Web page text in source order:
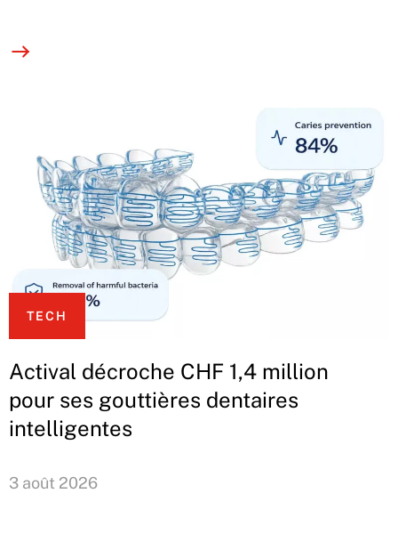
TECH
Actival décroche CHF 1,4 million
pour ses gouttières dentaires
intelligentes
3 août 2026